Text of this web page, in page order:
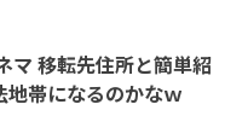
マ 移転先住所と簡単紹
帯になるのかなｗ